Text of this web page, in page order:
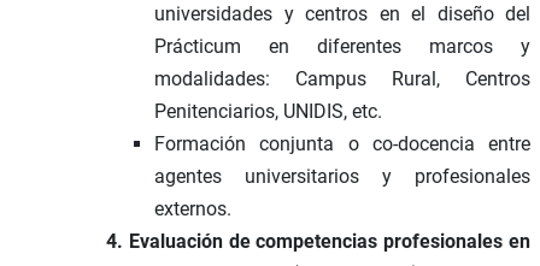
universidades y centros en el diseño del
Prácticum en diferentes marcos y
modalidades: Campus Rural, Centros
Penitenciarios, UNIDIS, etc.
Formación conjunta o co-docencia entre
agentes universitarios y profesionales
externos.
4. Evaluación de competencias profesionales en